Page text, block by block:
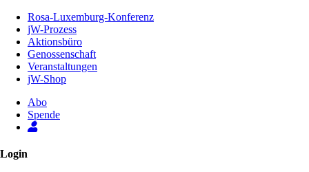
Inhalt
Seite
Rosa-Luxemburg-Konferenz
jW-Prozess
Aktionsbüro
Genossenschaft
Veranstaltungen
jW-Shop
Abo
Spende
Login